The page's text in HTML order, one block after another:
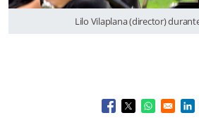
Lilo Vilaplana (director)
Opens in a new
Opens in a
Opens in